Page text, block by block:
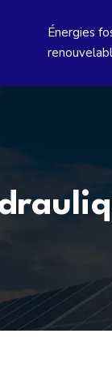
Énergies